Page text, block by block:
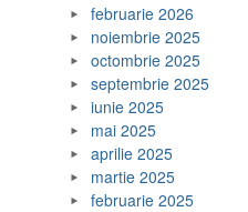
februarie 2026
noiembrie 2025
octombrie 2025
septembrie 2025
iunie 2025
mai 2025
aprilie 2025
martie 2025
februarie 2025